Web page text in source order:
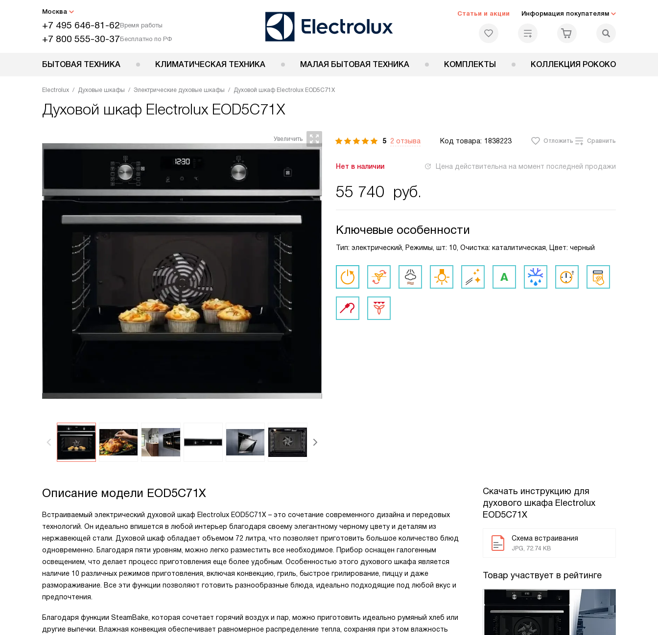
Москва
+7 495 646-81-62Время работы
+7 800 555-30-37Бесплатно по РФ
Статьи и акции Информация покупателям
БЫТОВАЯ ТЕХНИКА КЛИМАТИЧЕСКАЯ ТЕХНИКА МАЛАЯ БЫТОВАЯ ТЕХНИКА КОМПЛЕКТЫ КОЛЛЕКЦИЯ РОКОКО
Electrolux Духовые шкафы Электрические духовые шкафы Духовой шкаф Electrolux EOD5C71X
Духовой шкаф Electrolux EOD5C71X
5 2 отзыва Код товара: 1838223 Отложить Сравнить
Нет в наличии Цена действительна на момент последней продажи
55 740 руб.
Ключевые особенности
Тип: электрический, Режимы, шт: 10, Очистка: каталитическая, Цвет: черный
Скачать инструкцию для
духового шкафа Electrolux
EOD5C71X
Схема встраивания
JPG, 72.74 KB
Товар участвует в рейтинге
Описание модели EOD5C71X
Встраиваемый электрический духовой шкаф Electrolux EOD5C71X – это сочетание современного дизайна и передовых
технологий. Он идеально впишется в любой интерьер благодаря своему элегантному черному цвету и деталям из
нержавеющей стали. Духовой шкаф обладает объемом 72 литра, что позволяет приготовить большое количество блюд
одновременно. Благодаря пяти уровням, можно легко разместить все необходимое. Прибор оснащен галогенным
освещением, что делает процесс приготовления еще более удобным. Особенностью этого духового шкафа является
наличие 10 различных режимов приготовления, включая конвекцию, гриль, быстрое грилирование, пиццу и даже
размораживание. Все эти функции позволяют готовить разнообразные блюда, идеально подходящие под любой вкус и
предпочтения.
Благодаря функции SteamBake, которая сочетает горячий воздух и пар, можно приготовить идеально румяный хлеб или
другие выпечки. Влажная конвекция обеспечивает равномерное распределение тепла, сохраняя при этом влажность